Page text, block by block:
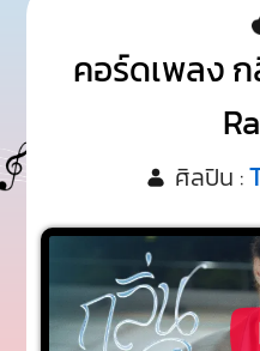
คอร์ดเพลง
ศิลปิน :